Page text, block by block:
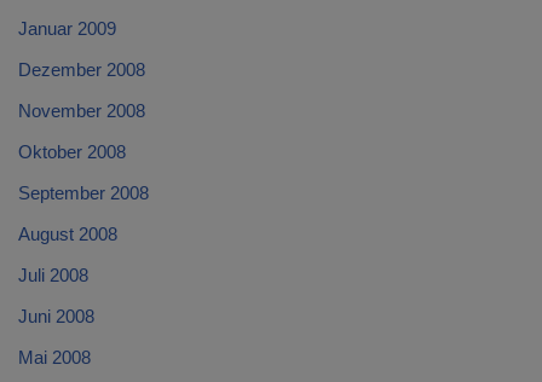
Januar 2009
Dezember 2008
November 2008
Oktober 2008
September 2008
August 2008
Juli 2008
Juni 2008
Mai 2008